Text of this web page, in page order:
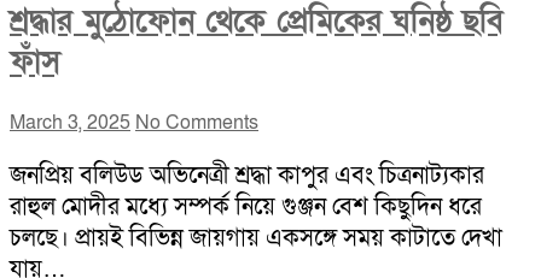
শ্রদ্ধার মুঠোফোন থেকে প্রেমিকের ঘনিষ্ঠ ছবি
ফাঁস
March 3, 2025 No Comments
জনপ্রিয় বলিউড অভিনেত্রী শ্রদ্ধা কাপুর এবং চিত্রনাট্যকার
রাহুল মোদীর মধ্যে সম্পর্ক নিয়ে গুঞ্জন বেশ কিছুদিন ধরে
চলছে। প্রায়ই বিভিন্ন জায়গায় একসঙ্গে সময় কাটাতে দেখা
যায়…